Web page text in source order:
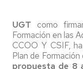
UGT como
Formación en las
CCOO Y CSIF,
Plan de
propuesta de 8